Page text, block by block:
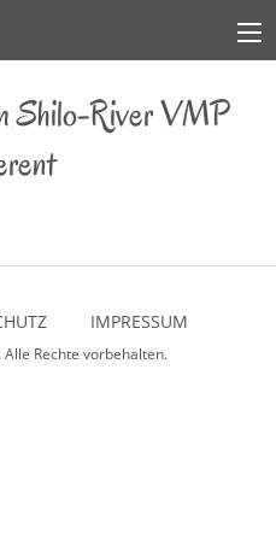
Shilo-River VMP
IMPRESSUM
. Alle Rechte vorbehalten.